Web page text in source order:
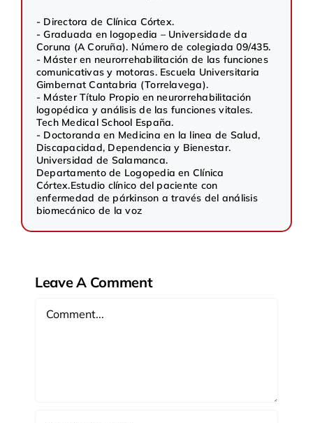
- Directora de Clínica Córtex.
- Graduada en logopedia – Universidade da
Coruna (A Coruña). Número de colegiada 09/435.
- Máster en neurorrehabilitación de las funciones
comunicativas y motoras. Escuela Universitaria
Gimbernat Cantabria (Torrelavega).
- Máster Título Propio en neurorrehabilitación
logopédica y análisis de las funciones vitales.
Tech Medical School España.
- Doctoranda en Medicina en la linea de Salud,
Discapacidad, Dependencia y Bienestar.
Universidad de Salamanca.
Departamento de Logopedia en Clínica
Córtex.Estudio clínico del paciente con
enfermedad de párkinson a través del análisis
biomecánico de la voz
Leave A Comment